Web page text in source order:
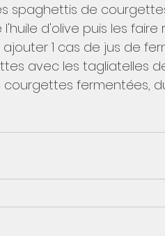
spaghettis de
d'olive puis les
ajouter 1 cas de jus de
avec les tagliatelles
fermentées,